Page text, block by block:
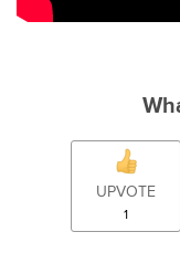
UPVOTE
1